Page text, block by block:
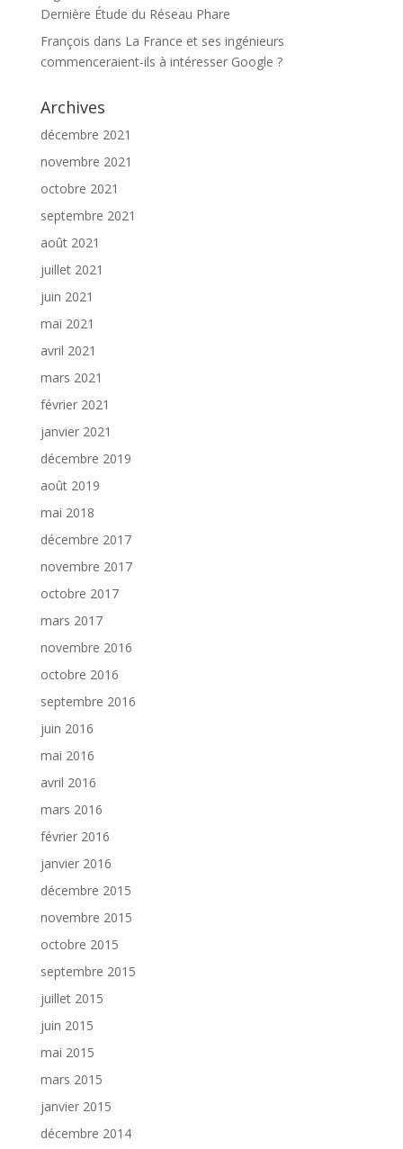
Dernière Étude du Réseau Phare
François dans La France et ses ingénieurs
commenceraient-ils à intéresser Google ?
Archives
décembre 2021
novembre 2021
octobre 2021
septembre 2021
août 2021
juillet 2021
juin 2021
mai 2021
avril 2021
mars 2021
février 2021
janvier 2021
décembre 2019
août 2019
mai 2018
décembre 2017
novembre 2017
octobre 2017
mars 2017
novembre 2016
octobre 2016
septembre 2016
juin 2016
mai 2016
avril 2016
mars 2016
février 2016
janvier 2016
décembre 2015
novembre 2015
octobre 2015
septembre 2015
juillet 2015
juin 2015
mai 2015
mars 2015
janvier 2015
décembre 2014